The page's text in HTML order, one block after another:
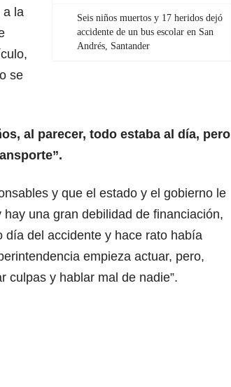
Seis niños muertos y 17 heridos dejó
accidente de un bus escolar en San
Andrés, Santander
a la
se
al parecer, todo estaba al día, pero
y que el estado y el gobierno le
una gran debilidad de financiación,
día del accidente y hace rato había
empieza actuar, pero,
culpas y hablar mal de nadie”.